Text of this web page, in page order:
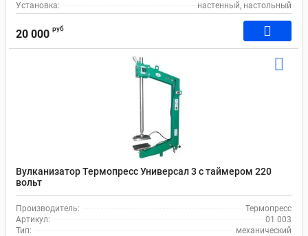
Установка:
настенный, настольный
20 000 руб
Вулканизатор Термопресс Универсал 3 с таймером 220
вольт
Производитель:
Термопресс
Артикул:
01 003
Тип:
механический